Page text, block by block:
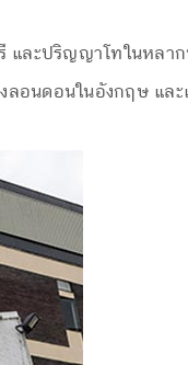
ละปริญญาโทในหลาก
ลอนดอนในอังกฤษ และ